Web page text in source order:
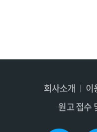
회사소개 이
원고 접수